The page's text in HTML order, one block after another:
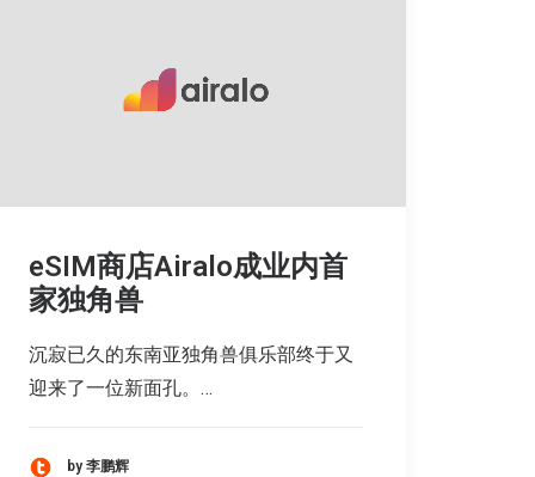
eSIM商店Airalo成业内首
家独角兽
沉寂已久的东南亚独角兽俱乐部终于又
迎来了一位新面孔。…
by 李鹏辉